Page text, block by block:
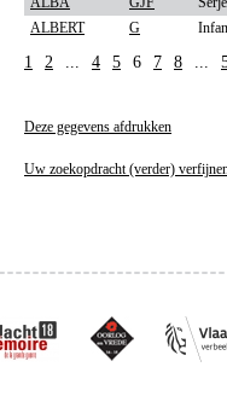
ALBERT
G
1 2 ... 4 5 6 7 8 ...
Deze gegevens afdrukken
Uw zoekopdracht (verder)